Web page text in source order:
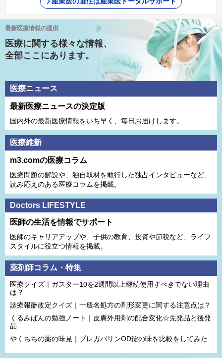
最新医療情報の提供
医療に関する様々な情報、
全部ここにあります。
医療ニュース
最新医療ニュースの決定版
国内外の最新医療情報をいち早く、毎日お届けします。
医療維新
m3.comの医療コラム
医療問題の解説や、独⾃取材を敢⾏した独占インタビューなど、
読み応えのある医療コラムを掲載。
Doctors LIFESTYLE
医師の生活を情報でサポート
医師のキャリアアップや、子供の教育、投資や節税など、ライフ
スタイルに役立つ情報を掲載。
薬剤師コラム・特集
医療クイズ｜ガスター10を2週間以上継続使用すべきでない理由
は？
診療報酬改定クイズ｜一般名処方の剤形変更に関する注意点は？
くるみぱんの勉強ノート｜皮膚外用剤の配合変化☆先発品と後発
品
やくちちの薬の味見｜プレガバリンOD錠の味を比較をしてみた